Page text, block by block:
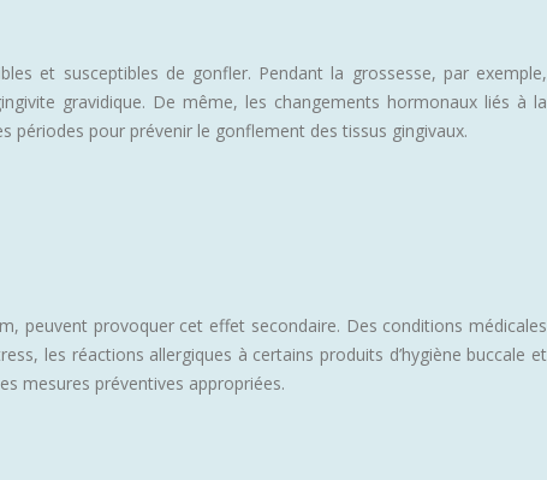
et susceptibles de gonfler. Pendant la grossesse, par exemple,
gravidique. De même, les changements hormonaux liés à la
périodes pour prévenir le gonflement des tissus gingivaux.
peuvent provoquer cet effet secondaire. Des conditions médicales
les réactions allergiques à certains produits d’hygiène buccale et
mesures préventives appropriées.